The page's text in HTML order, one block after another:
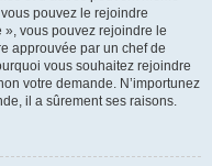
pouvez le rejoindre
», vous pouvez rejoindre le
approuvée par un chef de
vous souhaitez rejoindre
votre demande. N’importunez
il a sûrement ses raisons.